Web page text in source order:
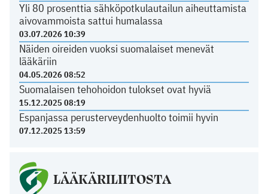
Yli 80 prosenttia sähköpotkulautailun aiheuttamista
aivovammoista sattui humalassa
03.07.2026 10:39
Näiden oireiden vuoksi suomalaiset menevät
lääkäriin
04.05.2026 08:52
Suomalaisen tehohoidon tulokset ovat hyviä
15.12.2025 08:19
Espanjassa perusterveydenhuolto toimii hyvin
07.12.2025 13:59
LÄÄKÄRILIITOSTA